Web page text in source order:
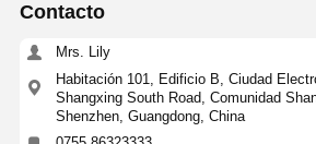
Contacto
Mrs. Lily
Habitación 101, Edificio B, Ciudad
Shangxing South Road, Comunidad
Shenzhen, Guangdong, China